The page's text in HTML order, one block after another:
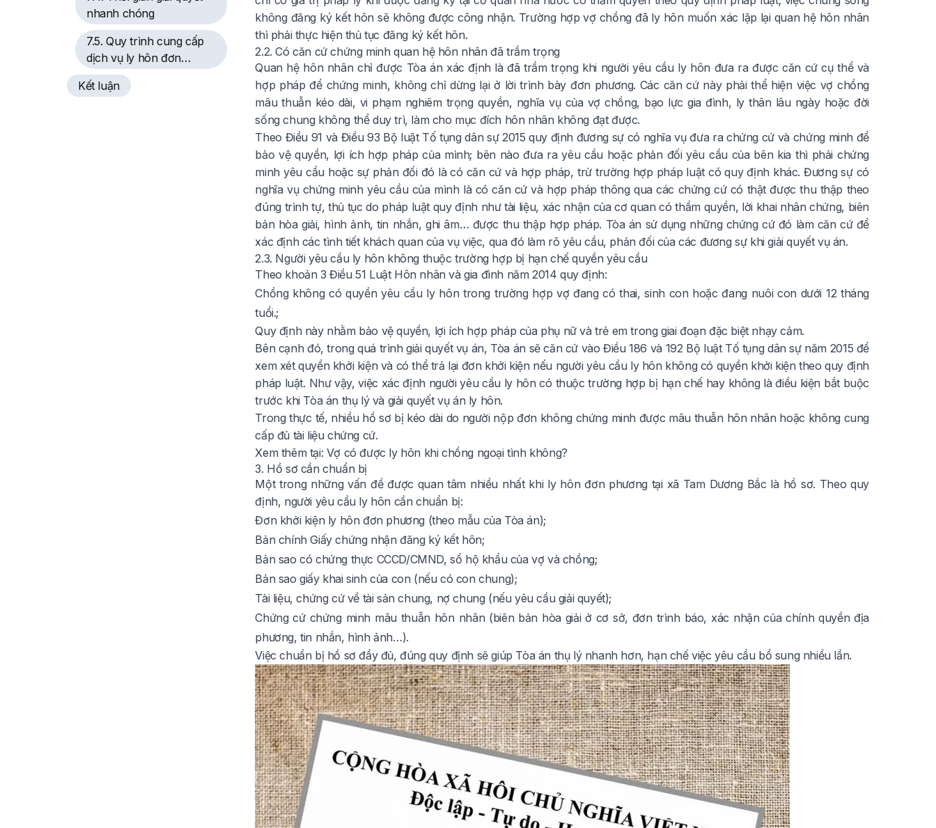
nhanh chóng
7.5. Quy trình cung cấp
dịch vụ ly hôn đơn
phương chuyên nghiệp
tại Y&P LawFirm
Kết luận
không đăng ký kết hôn sẽ không được công nhận. Trường hợp vợ chồng đã ly hôn muốn xác lập lại quan hệ hôn nhân
thì phải thực hiện thủ tục đăng ký kết hôn.
2.2. Có căn cứ chứng minh quan hệ hôn nhân đã trầm trọng
Quan hệ hôn nhân chỉ được Tòa án xác định là đã trầm trọng khi người yêu cầu ly hôn đưa ra được căn cứ cụ thể và
hợp pháp để chứng minh, không chỉ dừng lại ở lời trình bày đơn phương. Các căn cứ này phải thể hiện việc vợ chồng
mâu thuẫn kéo dài, vi phạm nghiêm trọng quyền, nghĩa vụ của vợ chồng, bạo lực gia đình, ly thân lâu ngày hoặc đời
sống chung không thể duy trì, làm cho mục đích hôn nhân không đạt được.
Theo Điều 91 và Điều 93 Bộ luật Tố tụng dân sự 2015 quy định đương sự có nghĩa vụ đưa ra chứng cứ và chứng minh để
bảo vệ quyền, lợi ích hợp pháp của mình; bên nào đưa ra yêu cầu hoặc phản đối yêu cầu của bên kia thì phải chứng
minh yêu cầu hoặc sự phản đối đó là có căn cứ và hợp pháp, trừ trường hợp pháp luật có quy định khác. Đương sự có
nghĩa vụ chứng minh yêu cầu của mình là có căn cứ và hợp pháp thông qua các chứng cứ có thật được thu thập theo
đúng trình tự, thủ tục do pháp luật quy định như tài liệu, xác nhận của cơ quan có thẩm quyền, lời khai nhân chứng, biên
bản hòa giải, hình ảnh, tin nhắn, ghi âm… được thu thập hợp pháp. Tòa án sử dụng những chứng cứ đó làm căn cứ để
xác định các tình tiết khách quan của vụ việc, qua đó làm rõ yêu cầu, phản đối của các đương sự khi giải quyết vụ án.
2.3. Người yêu cầu ly hôn không thuộc trường hợp bị hạn chế quyền yêu cầu
Theo khoản 3 Điều 51 Luật Hôn nhân và gia đình năm 2014 quy định:
Chồng không có quyền yêu cầu ly hôn trong trường hợp vợ đang có thai, sinh con hoặc đang nuôi con dưới 12 tháng
tuổi.;
Quy định này nhằm bảo vệ quyền, lợi ích hợp pháp của phụ nữ và trẻ em trong giai đoạn đặc biệt nhạy cảm.
Bên cạnh đó, trong quá trình giải quyết vụ án, Tòa án sẽ căn cứ vào Điều 186 và 192 Bộ luật Tố tụng dân sự năm 2015 để
xem xét quyền khởi kiện và có thể trả lại đơn khởi kiện nếu người yêu cầu ly hôn không có quyền khởi kiện theo quy định
pháp luật. Như vậy, việc xác định người yêu cầu ly hôn có thuộc trường hợp bị hạn chế hay không là điều kiện bắt buộc
trước khi Tòa án thụ lý và giải quyết vụ án ly hôn.
Trong thực tế, nhiều hồ sơ bị kéo dài do người nộp đơn không chứng minh được mâu thuẫn hôn nhân hoặc không cung
cấp đủ tài liệu chứng cứ.
Xem thêm tại: Vợ có được ly hôn khi chồng ngoại tình không?
3. Hồ sơ cần chuẩn bị
Một trong những vấn đề được quan tâm nhiều nhất khi ly hôn đơn phương tại xã Tam Dương Bắc là hồ sơ. Theo quy
định, người yêu cầu ly hôn cần chuẩn bị:
Đơn khởi kiện ly hôn đơn phương (theo mẫu của Tòa án);
Bản chính Giấy chứng nhận đăng ký kết hôn;
Bản sao có chứng thực CCCD/CMND, sổ hộ khẩu của vợ và chồng;
Bản sao giấy khai sinh của con (nếu có con chung);
Tài liệu, chứng cứ về tài sản chung, nợ chung (nếu yêu cầu giải quyết);
Chứng cứ chứng minh mâu thuẫn hôn nhân (biên bản hòa giải ở cơ sở, đơn trình báo, xác nhận của chính quyền địa
phương, tin nhắn, hình ảnh…).
Việc chuẩn bị hồ sơ đầy đủ, đúng quy định sẽ giúp Tòa án thụ lý nhanh hơn, hạn chế việc yêu cầu bổ sung nhiều lần.